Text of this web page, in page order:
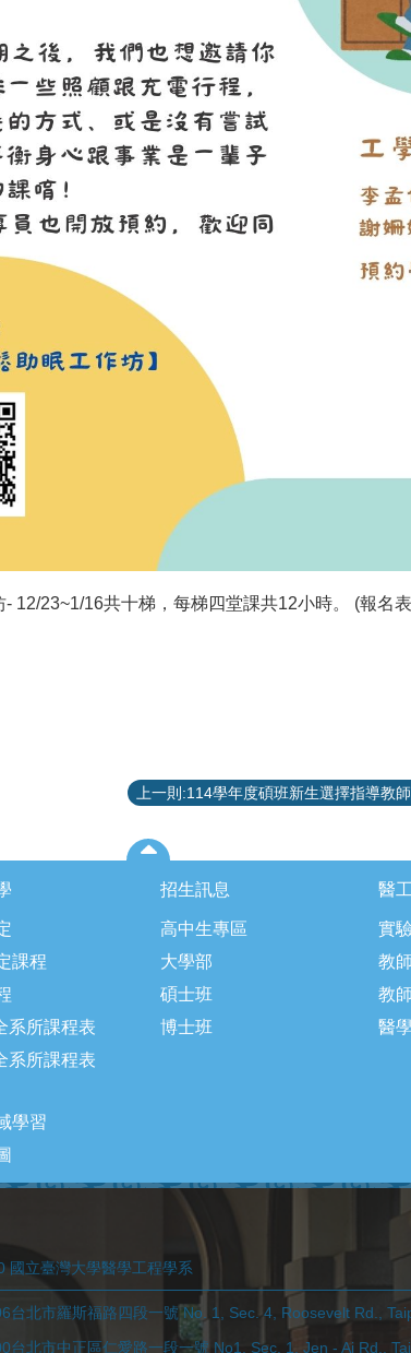
12/23~1/16共十梯，每梯四堂課共12小時。 (報名
課程
系所課程表
系所課程表
學習
招生訊息
高中生專區
大學部
碩士班
博士班
醫
實
教
教
醫
國立臺灣大學醫學工程學系
台北市羅斯福路四段一號 No. 1, Sec. 4, Roosevelt Rd.,
中正區仁愛路一段一號 No1, Sec. 1, Jen - Ai Rd.,